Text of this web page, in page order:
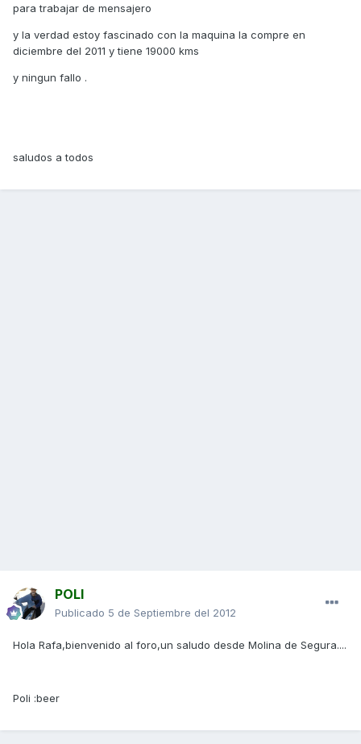
para trabajar de mensajero
y la verdad estoy fascinado con la maquina la compre en
diciembre del 2011 y tiene 19000 kms
y ningun fallo .
saludos a todos
POLI
Publicado 5 de Septiembre del 2012
Hola Rafa,bienvenido al foro,un saludo desde Molina de Segura....
Poli :beer